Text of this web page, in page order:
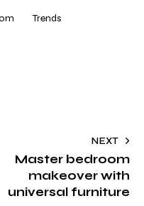
Trends
NEXT
Master bedroom
makeover with
universal furniture